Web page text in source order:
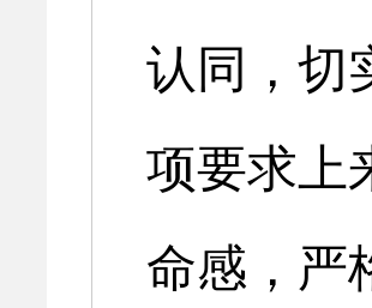
认同，切
项要求上
命感，严